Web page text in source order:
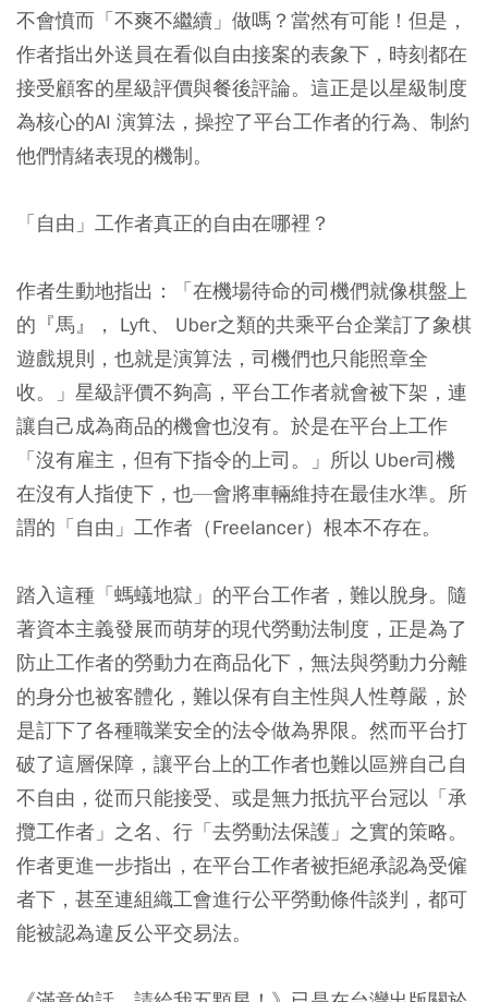
不會憤而「不爽不繼續」做嗎？當然有可能！但是，
作者指出外送員在看似自由接案的表象下，時刻都在
接受顧客的星級評價與餐後評論。這正是以星級制度
為核心的AI 演算法，操控了平台工作者的行為、制約
他們情緒表現的機制。
「自由」工作者真正的自由在哪裡？
作者生動地指出：「在機場待命的司機們就像棋盤上
的『馬』， Lyft、 Uber之類的共乘平台企業訂了象棋
遊戲規則，也就是演算法，司機們也只能照章全
收。」星級評價不夠高，平台工作者就會被下架，連
讓自己成為商品的機會也沒有。於是在平台上工作
「沒有雇主，但有下指令的上司。」所以 Uber司機
在沒有人指使下，也—會將車輛維持在最佳水準。所
謂的「自由」工作者（Freelancer）根本不存在。
踏入這種「螞蟻地獄」的平台工作者，難以脫身。隨
著資本主義發展而萌芽的現代勞動法制度，正是為了
防止工作者的勞動力在商品化下，無法與勞動力分離
的身分也被客體化，難以保有自主性與人性尊嚴，於
是訂下了各種職業安全的法令做為界限。然而平台打
破了這層保障，讓平台上的工作者也難以區辨自己自
不自由，從而只能接受、或是無力抵抗平台冠以「承
攬工作者」之名、行「去勞動法保護」之實的策略。
作者更進一步指出，在平台工作者被拒絕承認為受僱
者下，甚至連組織工會進行公平勞動條件談判，都可
能被認為違反公平交易法。